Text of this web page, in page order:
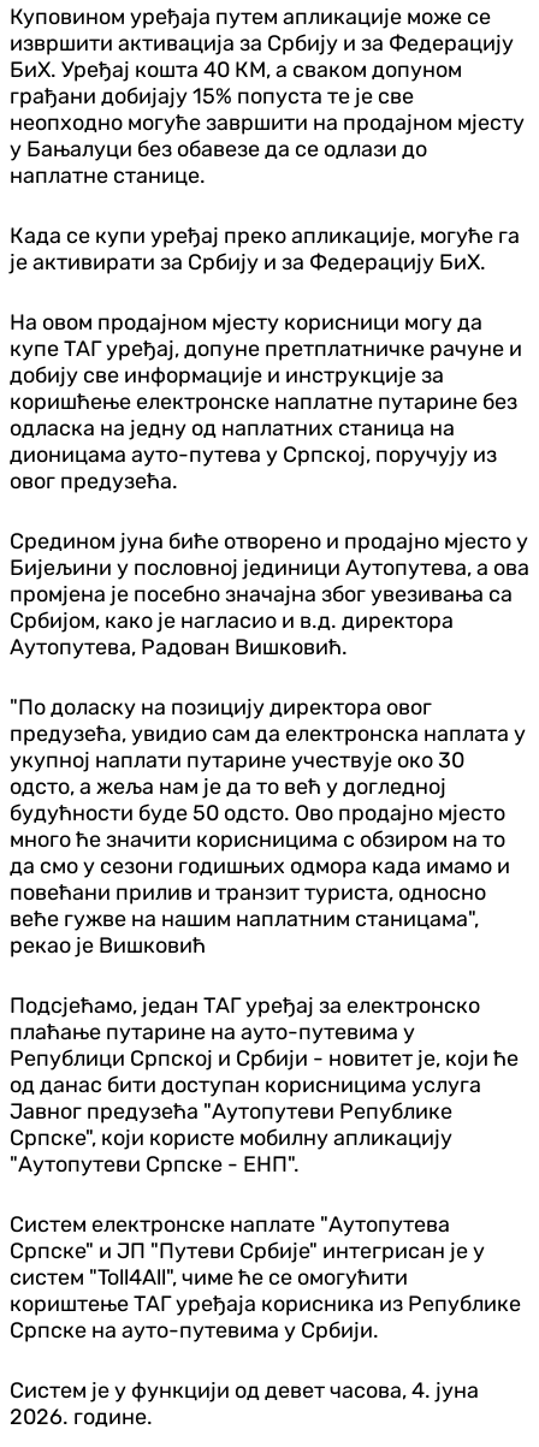
Куповином уређаја путем апликације може се
извршити активација за Србију и за Федерацију
БиХ. Уређај кошта 40 КМ, а сваком допуном
грађани добијају 15% попуста те је све
неопходно могуће завршити на продајном мјесту
у Бањалуци без обавезе да се одлази до
наплатне станице.
Када се купи уређај преко апликације, могуће га
је активирати за Србију и за Федерацију БиХ.
На овом продајном мјесту корисници могу да
купе ТАГ уређај, допуне претплатничке рачуне и
добију све информације и инструкције за
коришћење електронске наплатне путарине без
одласка на једну од наплатних станица на
дионицама ауто-путева у Српској, поручују из
овог предузећа.
Средином јуна биће отворено и продајно мјесто у
Бијељини у пословној јединици Аутопутева, а ова
промјена је посебно значајна због увезивања са
Србијом, како је нагласио и в.д. директора
Аутопутева, Радован Вишковић.
"По доласку на позицију директора овог
предузећа, увидио сам да електронска наплата у
укупној наплати путарине учествује око 30
одсто, а жеља нам је да то већ у догледној
будућности буде 50 одсто. Ово продајно мјесто
много ће значити корисницима с обзиром на то
да смо у сезони годишњих одмора када имамо и
повећани прилив и транзит туриста, односно
веће гужве на нашим наплатним станицама",
рекао је Вишковић
Подсјећамо, један ТАГ уређај за електронско
плаћање путарине на ауто-путевима у
Републици Српској и Србији - новитет је, који ће
од данас бити доступан корисницима услуга
Јавног предузећа "Аутопутеви Републике
Српске", који користе мобилну апликацију
"Аутопутеви Српске - ЕНП".
Систем електронске наплате "Аутопутева
Српске" и ЈП "Путеви Србије" интегрисан је у
систем "Toll4All", чиме ће се омогућити
кориштење ТАГ уређаја корисника из Републике
Српске на ауто-путевима у Србији.
Систем је у функцији од девет часова, 4. јуна
2026. године.